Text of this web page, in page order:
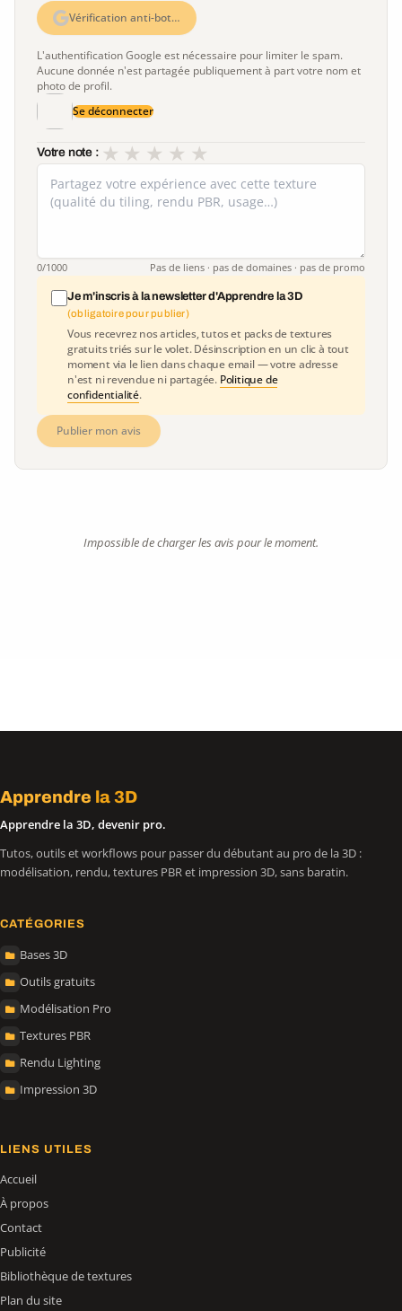
Vérification anti-bot…
L'authentification Google est nécessaire pour limiter le spam.
Aucune donnée n'est partagée publiquement à part votre nom et
photo de profil.
Se déconnecter
Votre note : ★
★
★
★
★
0/1000 Pas de liens · pas de domaines · pas de promo
Je m'inscris à la newsletter d'Apprendre la 3D
(obligatoire pour publier)
Vous recevrez nos articles, tutos et packs de textures
gratuits triés sur le volet. Désinscription en un clic à tout
moment via le lien dans chaque email — votre adresse
n'est ni revendue ni partagée. Politique de
confidentialité.
Publier mon avis
Impossible de charger les avis pour le moment.
Apprendre la 3D
Apprendre la 3D, devenir pro.
Tutos, outils et workflows pour passer du débutant au pro de la 3D :
modélisation, rendu, textures PBR et impression 3D, sans baratin.
CATÉGORIES
Bases 3D
Outils gratuits
Modélisation Pro
Textures PBR
Rendu Lighting
Impression 3D
LIENS UTILES
Accueil
À propos
Contact
Publicité
Bibliothèque de textures
Plan du site